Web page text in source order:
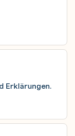
Erklärungen.